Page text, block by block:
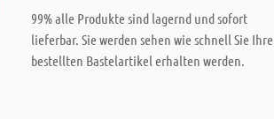
99% alle Produkte sind lagernd und sofort
lieferbar. Sie werden sehen wie schnell Sie Ihre
bestellten Bastelartikel erhalten werden.